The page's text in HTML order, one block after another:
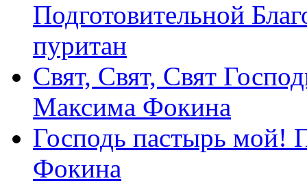
Подготовительной
пуритан
Свят, Свят, Свят
Максима Фокина
Господь пастырь мой!
Фокина